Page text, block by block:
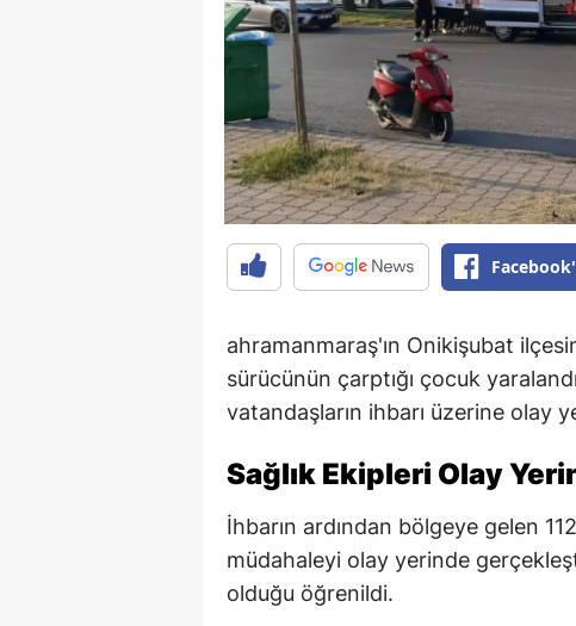
ahramanmaraş'ın Onikişubat
sürücünün çarptığı çocuk
vatandaşların ihbarı üzerine olay
Sağlık Ekipleri Olay
İhbarın ardından bölgeye gelen
müdahaleyi olay yerinde
olduğu öğrenildi.